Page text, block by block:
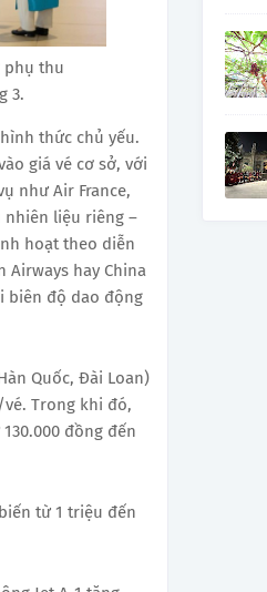
phụ thu
3.
thức chủ yếu.
giá vé cơ sở, với
như Air France,
nhiên liệu riêng –
hoạt theo diễn
Airways hay China
biên độ dao động
Quốc, Đài Loan)
Trong khi đó,
đồng đến
từ 1 triệu đến